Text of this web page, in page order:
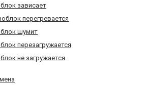
зависает
перегревается
шумит
перезагружается
не загружается